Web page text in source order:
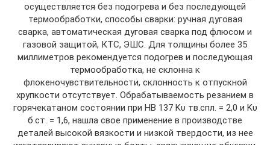
осуществляется без подогрева и без последующей
термообработки, способы сварки: ручная дуговая
сварка, автоматическая дуговая сварка под флюсом и
газовой защитой, КТС, ЭШС. Для толщины более 35
миллиметров рекомендуется подогрев и последующая
термообработка, не склонна к
флокеночувствительности, склонность к отпускной
хрупкости отсутствует. Обрабатываемость резанием в
горячекатаном состоянии при НВ 137 Kυ тв.спл. = 2,0 и Kυ
б.ст. = 1,6, нашла свое применение в производстве
деталей высокой вязкости и низкой твердости, из нее